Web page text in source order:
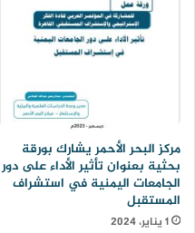
مركز البحر الأحمر يشارك بورقة
بحثية بعنوان تأثير الأداء على دور
الجامعات اليمنية في استشراف
المستقبل
1 يناير، 2024